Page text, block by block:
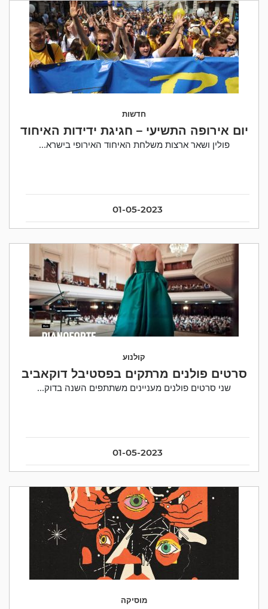
01-05-2023
חדשות
יום אירופה התשיעי – חגיגת ידידות האיחוד
פולין ושאר ארצות משלחת האיחוד האירופי בישרא...
01-05-2023
קולנוע
סרטים פולנים מרתקים בפסטיבל דוקאביב
שני סרטים פולנים מעניינים משתתפים השנה בדוק...
מוסיקה